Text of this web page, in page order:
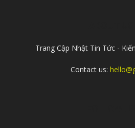
Trang Cập Nhật Tin Tức -
Contact us: